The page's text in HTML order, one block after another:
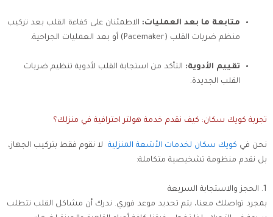
متابعة ما بعد العمليات: الاطمئنان على كفاءة القلب بعد تركيب
منظم ضربات القلب (Pacemaker) أو بعد العمليات الجراحية.
تقييم الأدوية: التأكد من استجابة القلب لأدوية تنظيم ضربات
القلب الجديدة.
تجربة كويك سكان: كيف نقدم خدمة هولتر احترافية في منزلك؟
نحن في كويك سكان لخدمات الأشعة المنزلية لا نقوم فقط بتركيب الجهاز،
بل نقدم منظومة تشخيصية متكاملة:
1. الحجز والاستجابة السريعة
بمجرد تواصلك معنا، يتم تحديد موعد فوري. ندرك أن مشاكل القلب تتطلب